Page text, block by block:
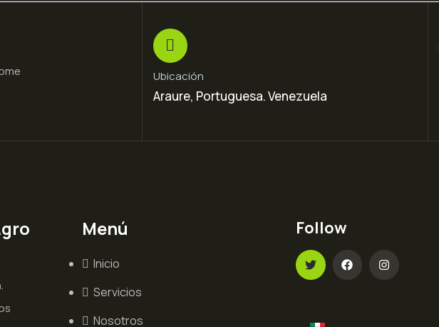
Ubicación
Araure, Portuguesa. Venezuela
Menú
Inicio
Servicios
Nosotros
Follow